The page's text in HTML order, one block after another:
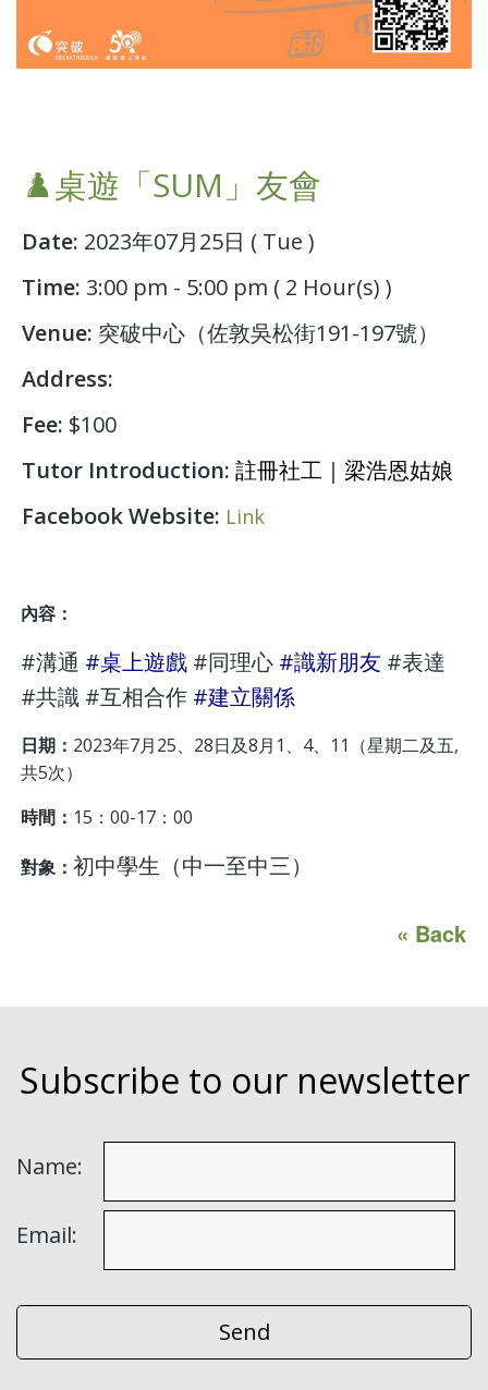
♟️桌遊「SUM」友會
Date: 2023年07月25日 ( Tue )
Time: 3:00 pm - 5:00 pm ( 2 Hour(s) )
Venue: 突破中心（佐敦吳松街191-197號）
Address:
Fee: $100
Tutor Introduction: 註冊社工｜梁浩恩姑娘
Facebook Website: Link
內容：
#溝通 #桌上遊戲 #同理心 #識新朋友 #表達
#共識 #互相合作 #建立關係
日期： 2023年7月25、28日及8月1、4、11（星期二及五,
共5次）
時間： 15：00-17：00
對象： 初中學生（中一至中三）
« Back
Subscribe to our newsletter
Name:
Email: